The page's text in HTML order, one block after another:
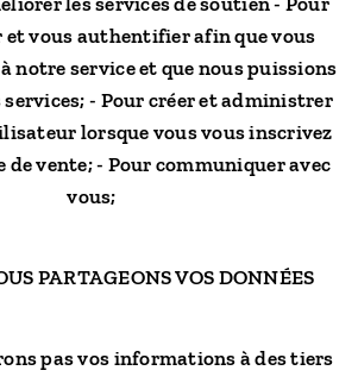
vous authentifier afin que vous
notre service et que nous puissions
- Pour créer et administrer
lorsque vous vous inscrivez
de vente; - Pour communiquer avec
vous;
PARTAGEONS VOS DONNÉES
pas vos informations à des tiers